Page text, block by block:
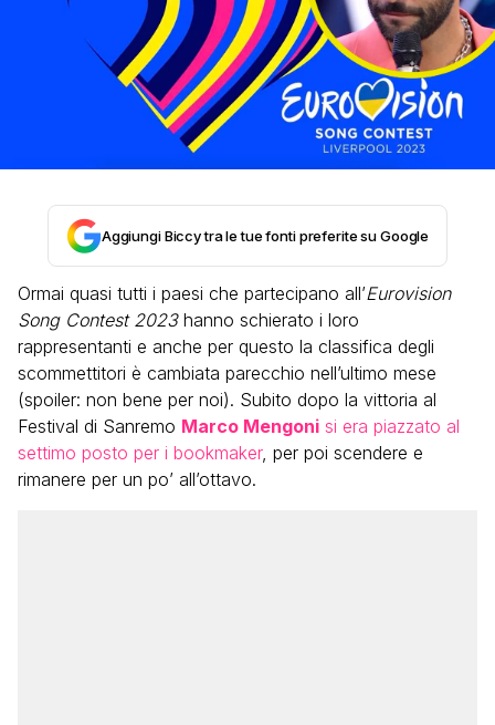
Aggiungi Biccy tra le tue fonti preferite su Google
Ormai quasi tutti i paesi che partecipano all’Eurovision
Song Contest 2023hanno schierato i loro
rappresentanti e anche per questo la classifica degli
scommettitori è cambiata parecchio nell’ultimo mese
(spoiler: non bene per noi). Subito dopo la vittoria al
Festival di Sanremo Marco Mengoni si era piazzato al
settimo posto per i bookmaker, per poi scendere e
rimanere per un po’ all’ottavo.